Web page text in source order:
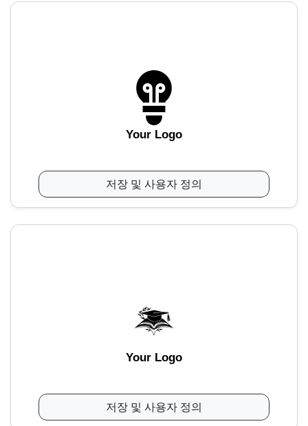
Your Logo
저장 및 사용자 정의
Your Logo
저장 및 사용자 정의